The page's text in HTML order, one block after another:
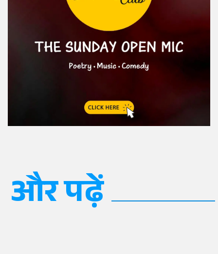
और पढ़ें